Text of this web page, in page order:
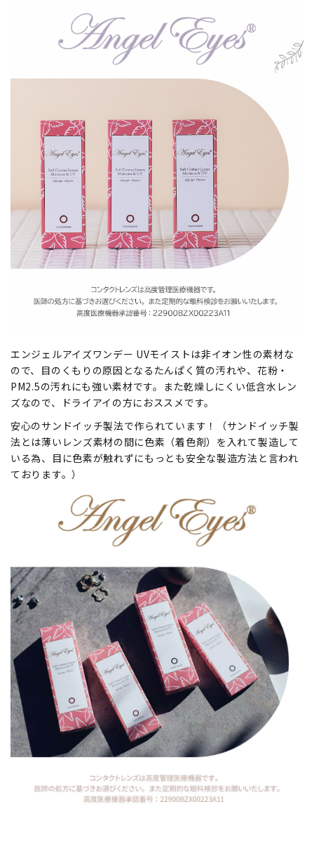
エンジェルアイズワンデー UVモイストは非イオン性の素材な
ので、目のくもりの原因となるたんぱく質の汚れや、花粉・
PM2.5の汚れにも強い素材です。また乾燥しにくい低含水レン
ズなので、ドライアイの方におススメです。
安心のサンドイッチ製法で作られています！（サンドイッチ製
法とは薄いレンズ素材の間に色素（着色剤）を入れて製造して
いる為、目に色素が触れずにもっとも安全な製造方法と言われ
ております。）